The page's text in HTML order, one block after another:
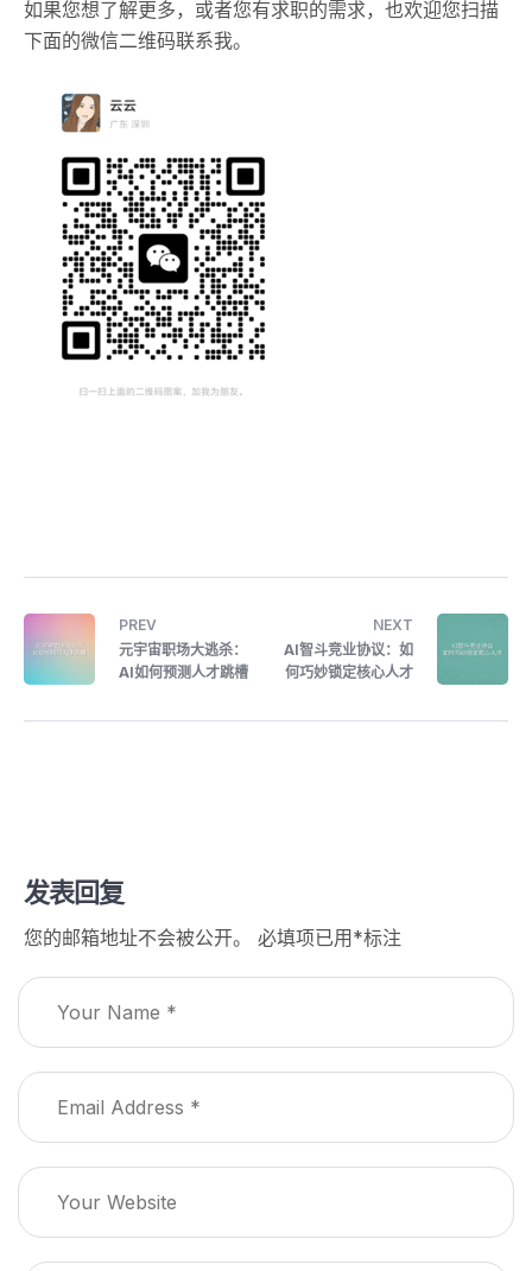
如果您想了解更多，或者您有求职的需求，也欢迎您扫描
下面的微信二维码联系我。
PREV
元宇宙职场大逃杀：
AI如何预测人才跳槽
NEXT
AI智斗竞业协议：如
何巧妙锁定核心人才
发表回复
您的邮箱地址不会被公开。 必填项已用*标注